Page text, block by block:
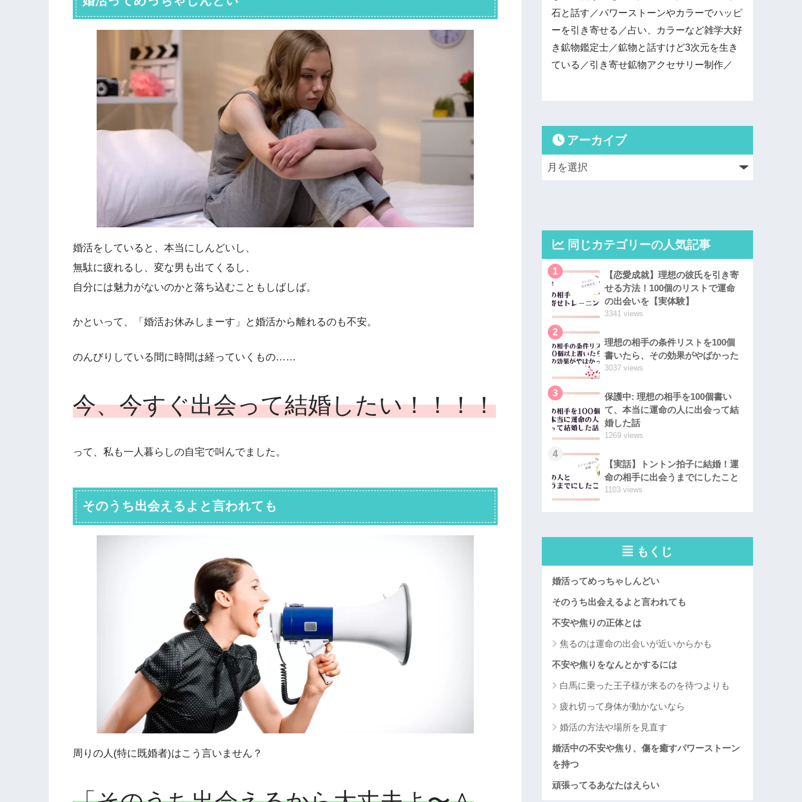
婚活をしていると、本当にしんどいし、
無駄に疲れるし、変な男も出てくるし、
自分には魅力がないのかと落ち込むこともしばしば。
かといって、「婚活お休みしまーす」と婚活から離れるのも不安。
のんびりしている間に時間は経っていくもの……
今、今すぐ出会って結婚したい！！！！
って、私も一人暮らしの自宅で叫んでました。
そのうち出会えるよと言われても
周りの人(特に既婚者)はこう言いません？
石と話す／パワーストーンやカラーでハッピ
ーを引き寄せる／占い、カラーなど雑学大好
き鉱物鑑定士／鉱物と話すけど3次元を生き
ている／引き寄せ鉱物アクセサリー制作／
アーカイブ
同じカテゴリーの人気記事
1
【恋愛成就】理想の彼氏を引き寄
せる方法！100個のリストで運命
の出会いを【実体験】
3341 views
2
理想の相手の条件リストを100個
書いたら、その効果がやばかった
3037 views
3
保護中: 理想の相手を100個書い
て、本当に運命の人に出会って結
婚した話
1269 views
4
【実話】トントン拍子に結婚！運
命の相手に出会うまでにしたこと
1103 views
もくじ
婚活ってめっちゃしんどい
そのうち出会えるよと言われても
不安や焦りの正体とは
焦るのは運命の出会いが近いからかも
不安や焦りをなんとかするには
白馬に乗った王子様が来るのを待つよりも
疲れ切って身体が動かないなら
婚活の方法や場所を見直す
婚活中の不安や焦り、傷を癒すパワーストーン
を持つ
頑張ってるあなたはえらい